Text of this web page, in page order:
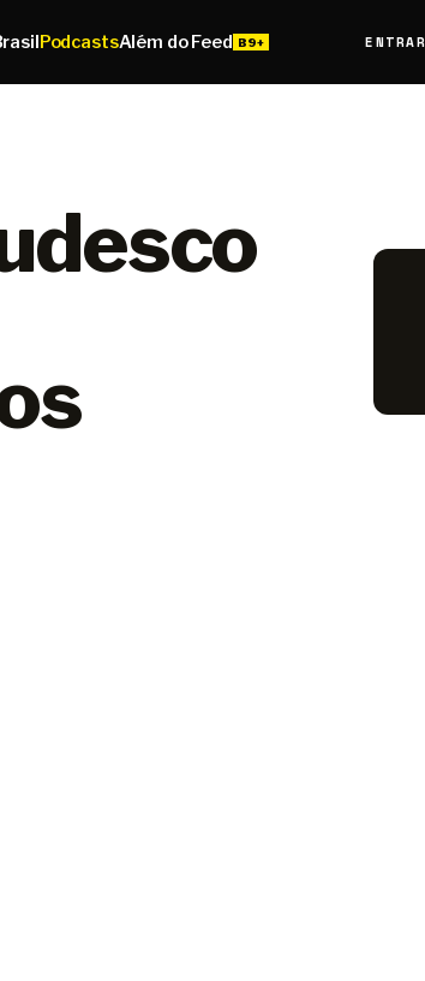
PodcastsAlém do Feed ENTRAR